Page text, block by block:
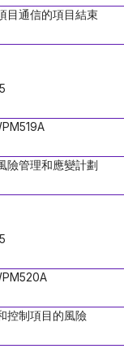
目通信的項目結束
險管理和應變計劃
控制項目的風險